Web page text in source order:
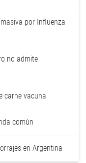
por Influenza
no admite
carne vacuna
común
en Argentina